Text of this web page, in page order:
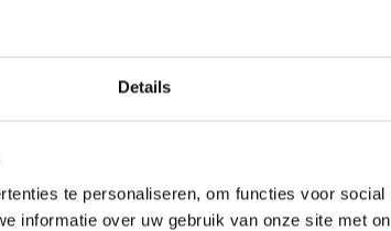
Details
te personaliseren, om functies voor
informatie over uw gebruik van onze site met